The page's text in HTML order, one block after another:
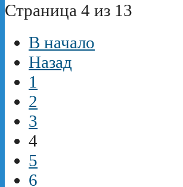
Страница 4 из 13
В начало
Назад
1
2
3
4
5
6